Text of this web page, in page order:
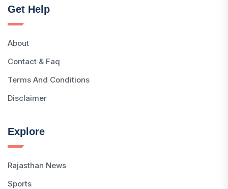
Get Help
About
Contact & Faq
Terms And Conditions
Disclaimer
Explore
Rajasthan News
Sports